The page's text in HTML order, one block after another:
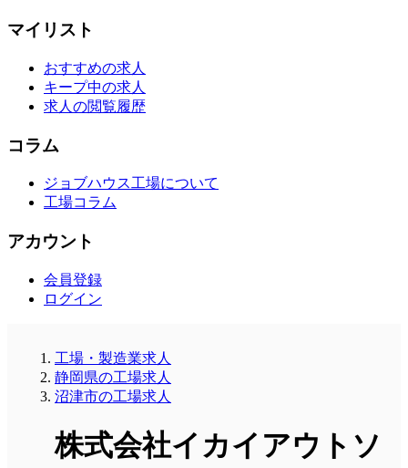
マイリスト
おすすめの求人
キープ中の求人
求人の閲覧履歴
コラム
ジョブハウス工場について
工場コラム
アカウント
会員登録
ログイン
工場・製造業求人
静岡県の工場求人
沼津市の工場求人
株式会社イカイアウトソ